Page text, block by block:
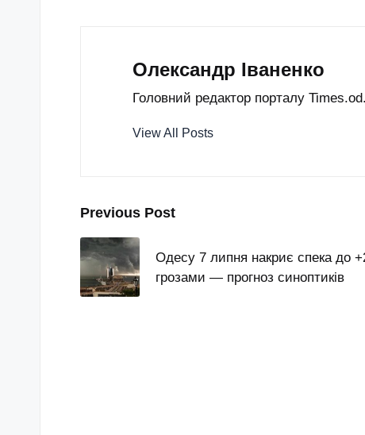
Олександр Іваненко
Головний редактор порталу
View All Posts
Post
navigation
Previous Post
Одесу 7 липня накриє спека до
грозами — прогноз синоптиків